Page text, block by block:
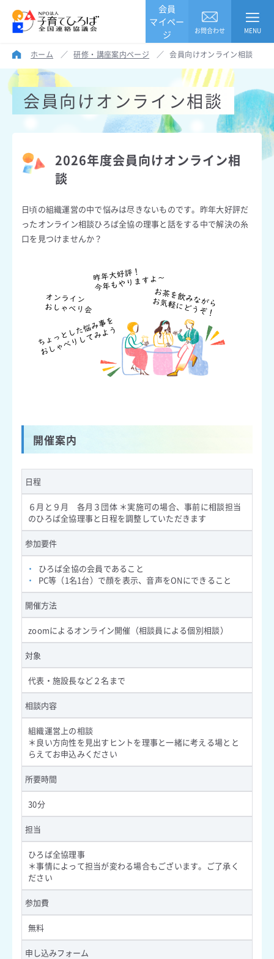
会員
マイペー
ジ
お問合わせ MENU
ホーム ／ 研修・講座案内ページ ／ 会員向けオンライン相談
会員向けオンライン相談
2026年度会員向けオンライン相
談
日頃の組織運営の中で悩みは尽きないものです。昨年大好評だ
ったオンライン相談ひろば全協の理事と話をする中で解決の糸
口を見つけませんか？
開催案内
日程
６月と９月 各月３団体 ＊実施可の場合、事前に相談担当
のひろば全協理事と日程を調整していただきます
参加要件
・
ひろば全協の会員であること
・
PC等（1名1台）で顔を表示、音声をONにできること
開催方法
zoomによるオンライン開催（相談員による個別相談）
対象
代表・施設長など２名まで
相談内容
組織運営上の相談
＊良い方向性を見出すヒントを理事と一緒に考える場とと
らえてお申込みください
所要時間
30分
担当
ひろば全協理事
＊事情によって担当が変わる場合もございます。ご了承く
ださい
参加費
無料
申し込みフォーム